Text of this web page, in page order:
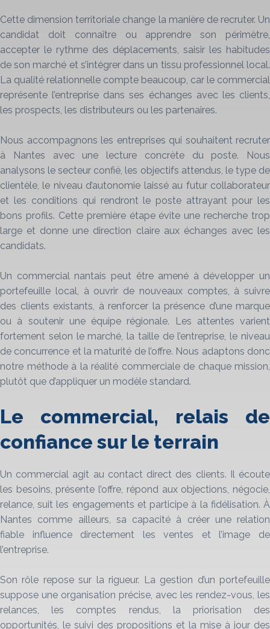
Cette dimension territoriale change la manière de recruter. Un
candidat doit connaître ou apprendre son périmètre,
accepter le rythme des déplacements, saisir les habitudes
de son marché et s’intégrer dans un tissu professionnel local.
La qualité relationnelle compte beaucoup, car le commercial
représente l’entreprise dans ses échanges avec les clients,
les prospects, les distributeurs ou les partenaires.
Nous accompagnons les entreprises qui souhaitent recruter
à Nantes avec une lecture concrète du poste. Nous
analysons le secteur confié, les objectifs attendus, le type de
clientèle, le niveau d’autonomie laissé au futur collaborateur
et les conditions qui rendront le poste attrayant pour les
bons profils. Cette première étape évite une recherche trop
large et donne une direction claire aux échanges avec les
candidats.
Un commercial nantais peut être amené à développer un
portefeuille local, à ouvrir de nouveaux comptes, à suivre
des clients existants, à renforcer la présence d’une marque
ou à soutenir une équipe régionale. Les attentes varient
fortement selon le marché, la taille de l’entreprise, le niveau
de concurrence et la maturité de l’offre. Nous adaptons donc
notre méthode à la réalité commerciale de chaque mission,
plutôt que d’appliquer un modèle standard.
Le commercial, relais de
confiance sur le terrain
Un commercial agit au contact direct des clients. Il écoute
les besoins, présente l’offre, répond aux objections, négocie,
relance, suit les engagements et participe à la fidélisation. À
Nantes comme ailleurs, sa capacité à créer une relation
fiable influence directement les ventes et l’image de
l’entreprise.
Son rôle repose sur la rigueur. La gestion d’un portefeuille
suppose une organisation précise, avec les rendez-vous, les
relances, les comptes rendus, la priorisation des
opportunités, le suivi des propositions et la mise à jour des